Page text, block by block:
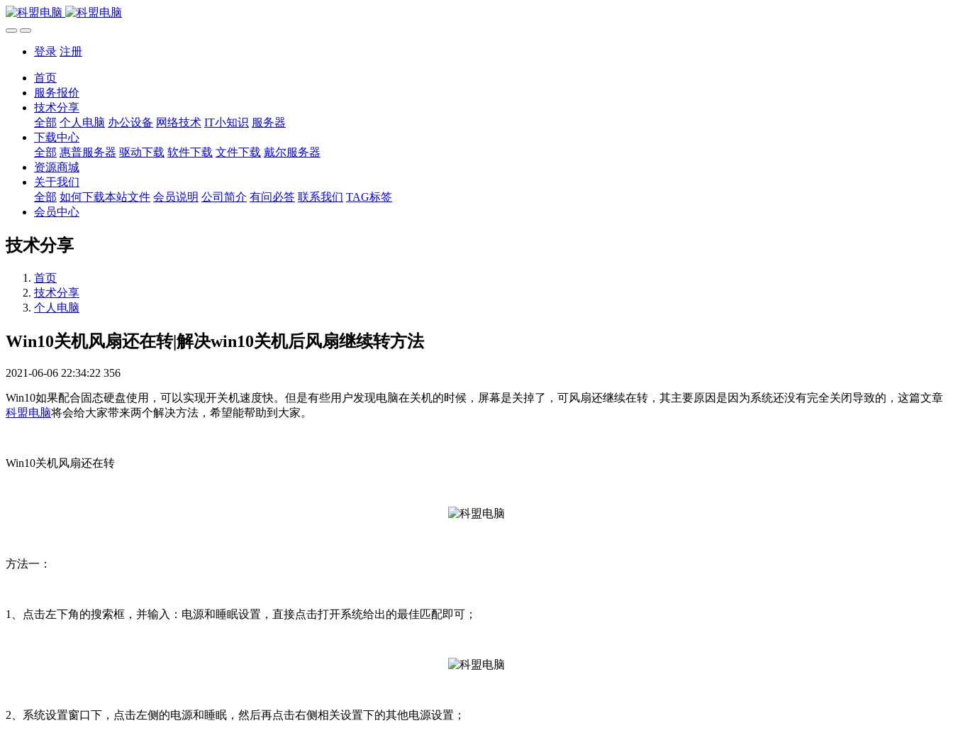
登录 注册
首页
服务报价
技术分享
全部 个人电脑 办公设备 网络技术 IT小知识 服务器
下载中心
全部 惠普服务器 驱动下载 软件下载 文件下载 戴尔服务器
资源商城
关于我们
全部 如何下载本站文件 会员说明 公司简介 有问必答 联系我们 TAG标签
会员中心
技术分享
首页
技术分享
个人电脑
Win10关机风扇还在转|解决win10关机后风扇继续转方法
2021-06-06 22:34:22 356
Win10如果配合固态硬盘使用，可以实现开关机速度快。但是有些用户发现电脑在关机的时候，屏幕是关掉了，可风扇还继续在转，其主要原因是因为系统还没有完全关闭导致的，这篇文章
科盟电脑将会给大家带来两个解决方法，希望能帮助到大家。
Win10关机风扇还在转
方法一：
1、点击左下角的搜索框，并输入：电源和睡眠设置，直接点击打开系统给出的最佳匹配即可；
2、系统设置窗口下，点击左侧的电源和睡眠，然后再点击右侧相关设置下的其他电源设置；